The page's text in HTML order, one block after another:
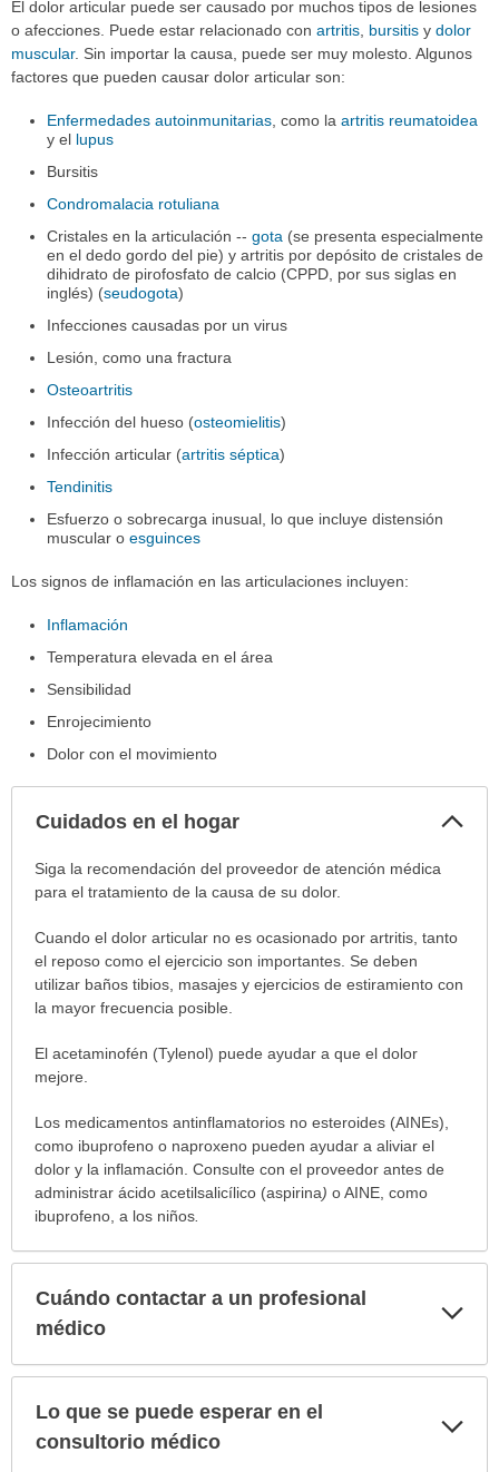
El dolor articular puede ser causado por muchos tipos de lesiones
o afecciones. Puede estar relacionado con artritis bursitis y dolor
muscular. Sin importar la causa, puede ser muy molesto. Algunos
factores que pueden causar dolor articular son:
Enfermedades autoinmunitarias , como laartritis reumatoidea
y el lupus
Bursitis
Condromalacia rotuliana
Cristales en la articulación --gota (se presenta especialmente
en el dedo gordo del pie) y artritis por depósito de cristales de
dihidrato de pirofosfato de calcio (CPPD, por sus siglas en
inglés) (seudogota)
Infecciones causadas por un virus
Lesión, como una fractura
Osteoartritis
Infección del hueso (osteomielitis)
Infección articular (artritis séptica)
Tendinitis
Esfuerzo o sobrecarga inusual, lo que incluye distensión
muscular oesguinces
Los signos de inflamación en las articulaciones incluyen:
Inflamación
Temperatura elevada en el área
Sensibilidad
Enrojecimiento
Dolor con el movimiento
Cuidados en el hogar
Cuidados
hogar
sido
extendido.
Siga la recomendación del proveedor de atención médica
para el tratamiento de la causa de su dolor.
Cuando el dolor articular no es ocasionado por artritis, tanto
el reposo como el ejercicio son importantes. Se deben
utilizar baños tibios, masajes y ejercicios de estiramiento con
la mayor frecuencia posible.
El acetaminofén (Tylenol) puede ayudar a que el dolor
mejore.
Los medicamentos antinflamatorios no esteroides (AINEs),
como ibuprofeno o naproxeno pueden ayudar a aliviar el
dolor y la inflamación. Consulte con el proveedor antes de
administrar ácido acetilsalicílico (aspirina) o AINE, como
ibuprofeno, a los niños.
Cuándo contactar a un profesional
médico
Lo que se puede esperar en el
consultorio médico